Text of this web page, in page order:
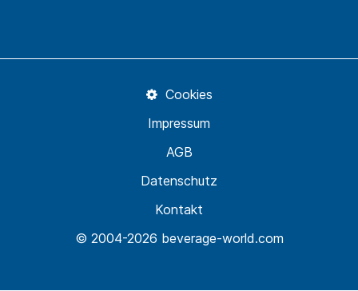
© 2004-2026 beverage-world.com
Kontakt
Datenschutz
AGB
Impressum
Cookies